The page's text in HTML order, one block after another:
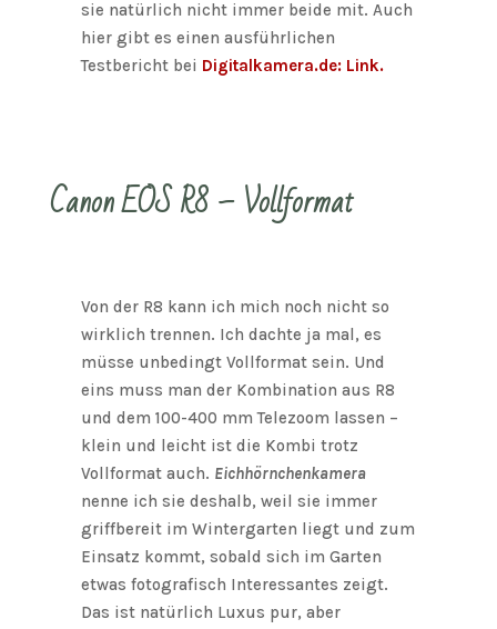
sie natürlich nicht immer beide mit. Auch
hier gibt es einen ausführlichen
Testbericht bei Digitalkamera.de: Link.
Canon EOS R8 – Vollformat
Von der R8 kann ich mich noch nicht so
wirklich trennen. Ich dachte ja mal, es
müsse unbedingt Vollformat sein. Und
eins muss man der Kombination aus R8
und dem 100-400 mm Telezoom lassen –
klein und leicht ist die Kombi trotz
Vollformat auch. Eichhörnchenkamera
nenne ich sie deshalb, weil sie immer
griffbereit im Wintergarten liegt und zum
Einsatz kommt, sobald sich im Garten
etwas fotografisch Interessantes zeigt.
Das ist natürlich Luxus pur, aber